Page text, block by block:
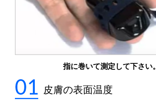
指に巻いて測定して下さい。
皮膚の表面温度